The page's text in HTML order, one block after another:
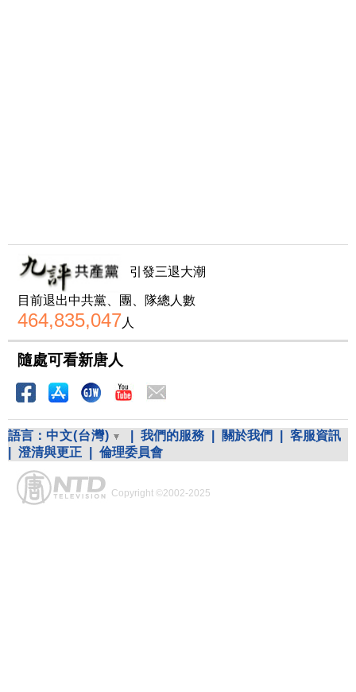
引發三退大潮
目前退出中共黨、團、隊總人數
464,835,047人
隨處可看新唐人
語言： 中文(台灣) 我們的服務 關於我們
客服資訊
澄清與更正 倫理委員會
Copyright ©2002-2025